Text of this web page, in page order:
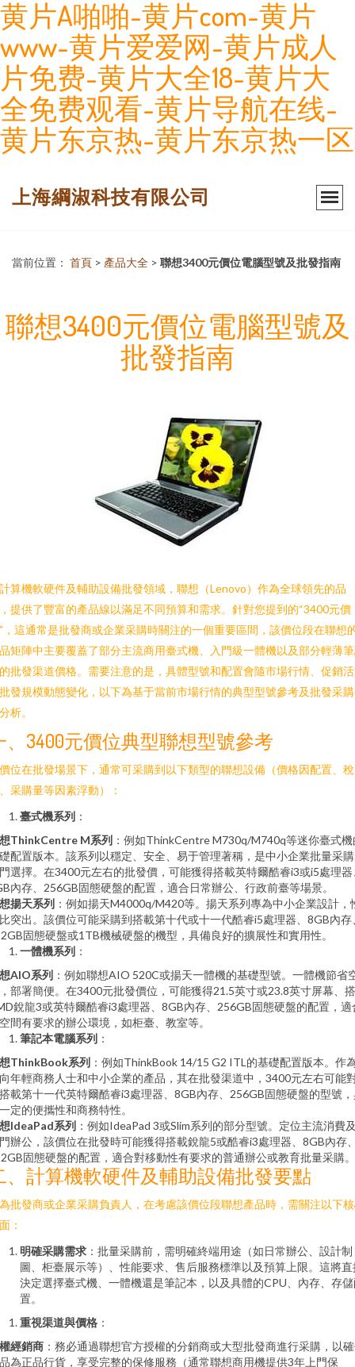
黄片A啪啪-黄片com-黄片
www-黄片爱爱网-黄片成人
片免费-黄片大全18-黄片大
全免费观看-黄片导航在线-
黄片东京热-黄片东京热一区
上海綱淑科技有限公司
當前位置： 首頁 > 產品大全 > 聯想3400元價位電腦型號及批發指南
聯想3400元價位電腦型號及
批發指南
算機軟硬件及輔助設備批發領域，聯想（Lenovo）作為全球領先的品
提供了豐富的產品線以滿足不同預算和需求。針對您提到的“3400元價
，這通常是批發商或企業采購時關注的一個重要區間，該價位段在聯想
矩陣中主要覆蓋了部分主流商用臺式機、入門級一體機以及部分輕薄
批發渠道價格。需要注意的是，具體型號和配置會隨市場行情、促銷
發規模動態變化，以下為基于當前市場行情的典型型號參考及批發采
析。
、3400元價位典型聯想型號參考
位在批發場景下，通常可采購到以下類型的聯想設備（價格因配置、稅
采購量等因素浮動）：
臺式機系列 ：
ThinkCentre M系列 ：例如ThinkCentre M730q/M740q等迷你臺式機
配置版本。該系列以穩定、安全、易于管理著稱，是中小企業批量采
選擇。在3400元左右的批發價，可能獲得搭載英特爾酷睿i3或i5處理器
內存、256GB固態硬盤的配置，適合日常辦公、行政前臺等場景。
揚天系列 ：例如揚天M4000q/M420等。揚天系列專為中小企業設計，
突出。該價位可能采購到搭載第十代或十一代酷睿i5處理器、8GB內存
固態硬盤或1TB機械硬盤的機型，具備良好的擴展性和實用性。
一體機系列 ：
AIO系列 ：例如聯想AIO 520C或揚天一體機的基礎型號。一體機節省
部署簡便。在3400元批發價位，可能獲得21.5英寸或23.8英寸屏幕、
銳龍3或英特爾酷睿i3處理器、8GB內存、256GB固態硬盤的配置，適
間有要求的辦公環境，如柜臺、教室等。
筆記本電腦系列 ：
ThinkBook系列 ：例如ThinkBook 14/15 G2 ITL的基礎配置版本。作
年輕商務人士和中小企業的產品，其在批發渠道中，3400元左右可能
載第十一代英特爾酷睿i3處理器、8GB內存、256GB固態硬盤的型號
定的便攜性和商務特性。
IdeaPad系列 ：例如IdeaPad 3或Slim系列的部分型號。定位主流消費
辦公，該價位在批發時可能獲得搭載銳龍5或酷睿i3處理器、8GB內存
固態硬盤的配置，適合對移動性有要求的普通辦公或教育批量采購。
、計算機軟硬件及輔助設備批發要點
批發商或企業采購負責人，在考慮該價位段聯想產品時，需關注以下
：
明確采購需求 ：批量采購前，需明確終端用途（如日常辦公、設計制
圖、柜臺展示等）、性能要求、售后服務標準以及預算上限。這將直
決定選擇臺式機、一體機還是筆記本，以及具體的CPU、內存、存
置。
重視渠道與價格 ：
經銷商 ：務必通過聯想官方授權的分銷商或大型批發商進行采購，以
為正品行貨，享受完整的保修服務（通常聯想商用機提供3年上門保